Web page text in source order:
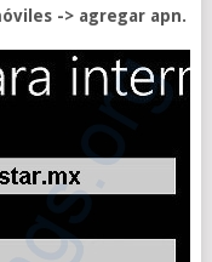
-> agregar apn.